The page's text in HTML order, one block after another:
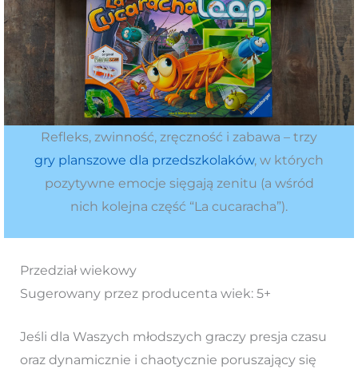
Refleks, zwinność, zręczność i zabawa – trzy
gry planszowe dla przedszkolaków, w których
pozytywne emocje sięgają zenitu (a wśród
nich kolejna część “La cucaracha”).
Przedział wiekowy
Sugerowany przez producenta wiek: 5+
Jeśli dla Waszych młodszych graczy presja czasu
oraz dynamicznie i chaotycznie poruszający się